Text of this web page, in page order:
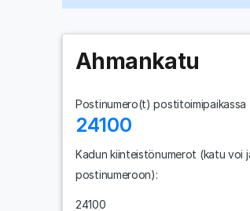
Ahmankatu
Postinumero(t) postitoimipaikassa
24100
Kadun kiinteistönumerot (katu voi
postinumeroon):
24100